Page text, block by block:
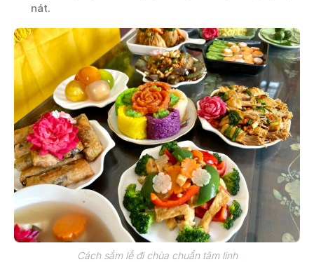
nát.
Cách sắm lễ đi chùa chuẩn tâm linh